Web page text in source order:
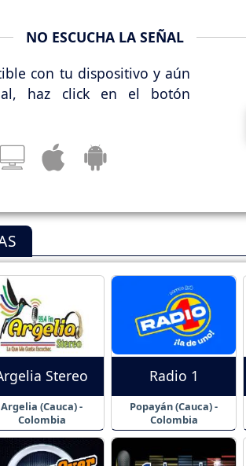
NO ESCUCHA LA SEÑAL
con tu dispositivo y aún
haz click en el botón
Stereo
Argelia (Cauca) -
Colombia
Radio 1
Popayán (Cauca) -
Colombia